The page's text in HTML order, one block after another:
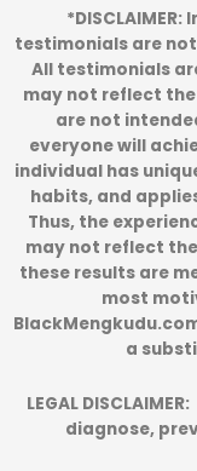
testimonials are
All testimonials
may not reflect
are not
everyone will
individual has
habits, and
Thus, the
may not reflect
these results are
most
a
LEGAL DISCLAIMER:
diagnose,